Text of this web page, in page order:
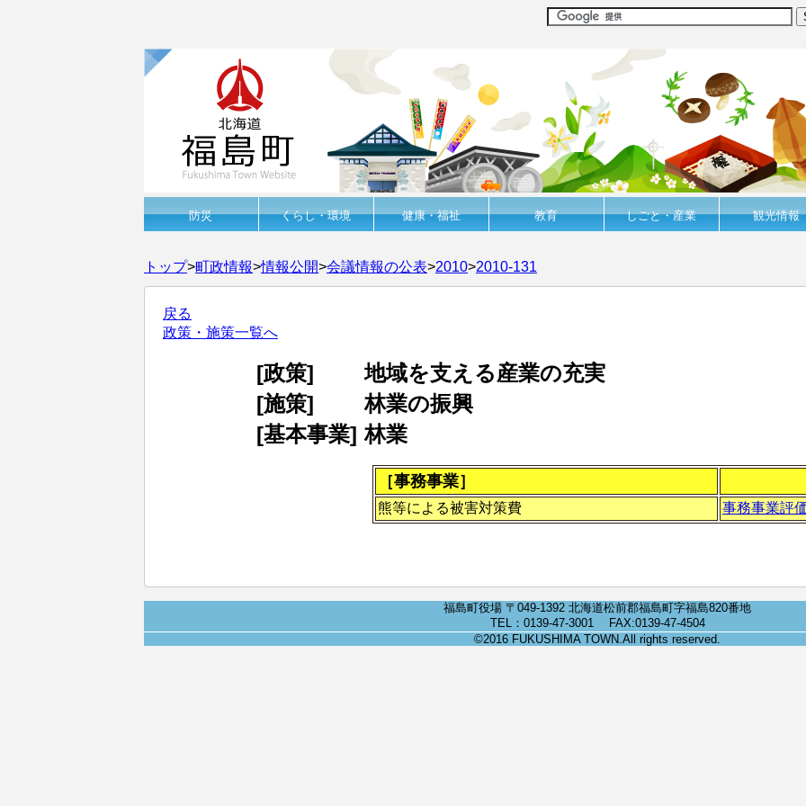
防災 くらし・環境 健康・福祉 教育 しごと・産業 観光情報
トップ>町政情報>情報公開>会議情報の公表>2010>2010-131
戻る
政策・施策一覧へ
[政策]
地域を支える産業の充実
[施策]
林業の振興
[基本事業] 林業
［事務事業］
熊等による被害対策費 事務事業評
福島町役場 〒049-1392 北海道松前郡福島町字福島820番地
TEL：0139-47-3001 FAX:0139-47-4504
©2016 FUKUSHIMA TOWN.All rights reserved.